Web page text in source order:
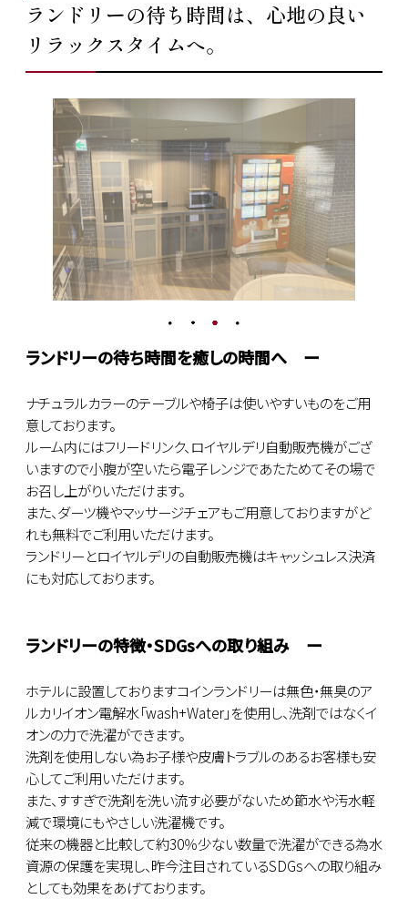
ランドリーの待ち時間は、心地の良い
リラックスタイムへ。
ランドリーの待ち時間を癒しの時間へ ー
ナチュラルカラーのテーブルや椅子は使いやすいものをご用
意しております。
ルーム内にはフリードリンク、ロイヤルデリ自動販売機がござ
いますので小腹が空いたら電子レンジであたためてその場で
お召し上がりいただけます。
また、ダーツ機やマッサージチェアもご用意しておりますがど
れも無料でご利用いただけます。
ランドリーとロイヤルデリの自動販売機はキャッシュレス決済
にも対応しております。
ランドリーの特徴・SDGsへの取り組み ー
ホテルに設置しておりますコインランドリーは無色・無臭のア
ルカリイオン電解水「wash+Water」を使用し、洗剤ではなくイ
オンの力で洗濯ができます。
洗剤を使用しない為お子様や皮膚トラブルのあるお客様も安
心してご利用いただけます。
また、すすぎで洗剤を洗い流す必要がないため節水や汚水軽
減で環境にもやさしい洗濯機です。
従来の機器と比較して約30％少ない数量で洗濯ができる為水
資源の保護を実現し、昨今注目されているSDGsへの取り組み
としても効果をあげております。